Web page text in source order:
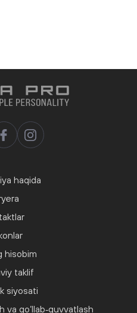
haqida
hisobim
taklif
siyosati
va qo‘llab‑quvvatlash